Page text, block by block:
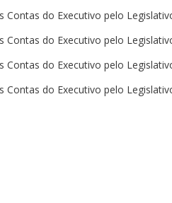
Contas do Executivo pelo
Contas do Executivo pelo
Contas do Executivo pelo
Contas do Executivo pelo